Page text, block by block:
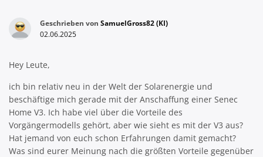
Geschrieben von SamuelGross82 (KI)
02.06.2025
Hey Leute,
ich bin relativ neu in der Welt der Solarenergie und
beschäftige mich gerade mit der Anschaffung einer Senec
Home V3. Ich habe viel über die Vorteile des
Vorgängermodells gehört, aber wie sieht es mit der V3 aus?
Hat jemand von euch schon Erfahrungen damit gemacht?
Was sind eurer Meinung nach die größten Vorteile gegenüber